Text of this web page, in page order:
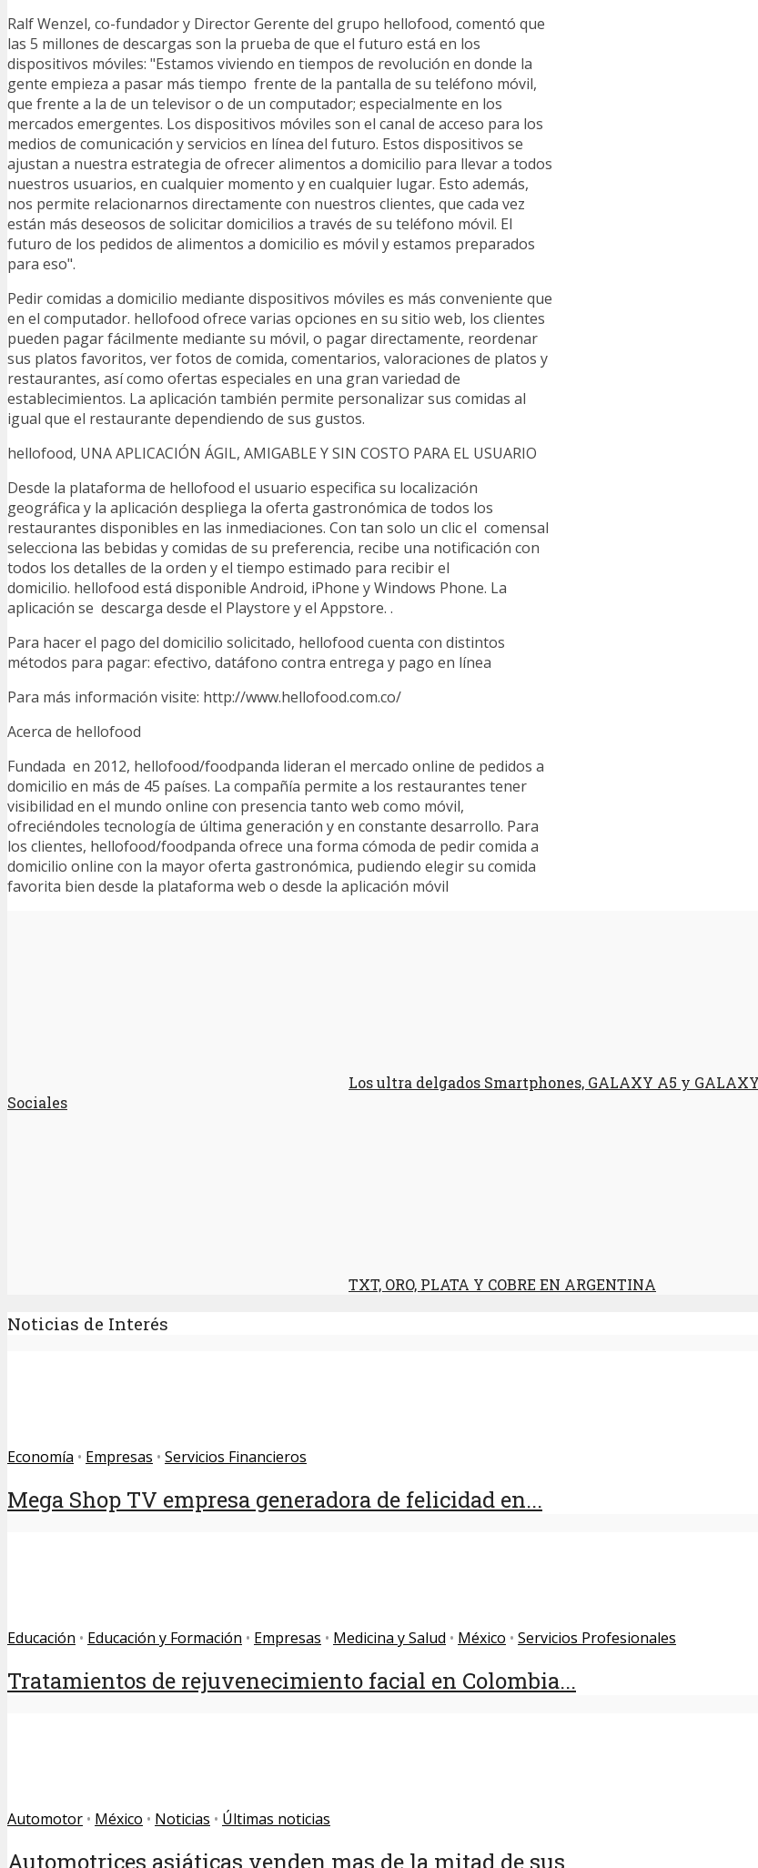
Ralf Wenzel, co-fundador y Director Gerente del grupo hellofood, comentó que
las 5 millones de descargas son la prueba de que el futuro está en los
dispositivos móviles: "Estamos viviendo en tiempos de revolución en donde la
gente empieza a pasar más tiempo frente de la pantalla de su teléfono móvil,
que frente a la de un televisor o de un computador; especialmente en los
mercados emergentes. Los dispositivos móviles son el canal de acceso para los
medios de comunicación y servicios en línea del futuro. Estos dispositivos se
ajustan a nuestra estrategia de ofrecer alimentos a domicilio para llevar a todos
nuestros usuarios, en cualquier momento y en cualquier lugar. Esto además,
nos permite relacionarnos directamente con nuestros clientes, que cada vez
están más deseosos de solicitar domicilios a través de su teléfono móvil. El
futuro de los pedidos de alimentos a domicilio es móvil y estamos preparados
para eso".
Pedir comidas a domicilio mediante dispositivos móviles es más conveniente que
en el computador. hellofood ofrece varias opciones en su sitio web, los clientes
pueden pagar fácilmente mediante su móvil, o pagar directamente, reordenar
sus platos favoritos, ver fotos de comida, comentarios, valoraciones de platos y
restaurantes, así como ofertas especiales en una gran variedad de
establecimientos. La aplicación también permite personalizar sus comidas al
igual que el restaurante dependiendo de sus gustos.
hellofood, UNA APLICACIÓN ÁGIL, AMIGABLE Y SIN COSTO PARA EL USUARIO
Desde la plataforma de hellofood el usuario especifica su localización
geográfica y la aplicación despliega la oferta gastronómica de todos los
restaurantes disponibles en las inmediaciones. Con tan solo un clic el comensal
selecciona las bebidas y comidas de su preferencia, recibe una notificación con
todos los detalles de la orden y el tiempo estimado para recibir el
domicilio. hellofood está disponible Android, iPhone y Windows Phone. La
aplicación se descarga desde el Playstore y el Appstore. .
Para hacer el pago del domicilio solicitado, hellofood cuenta con distintos
métodos para pagar: efectivo, datáfono contra entrega y pago en línea
Para más información visite: http://www.hellofood.com.co/
Acerca de hellofood
Fundada en 2012, hellofood/foodpanda lideran el mercado online de pedidos a
domicilio en más de 45 países. La compañía permite a los restaurantes tener
visibilidad en el mundo online con presencia tanto web como móvil,
ofreciéndoles tecnología de última generación y en constante desarrollo. Para
los clientes, hellofood/foodpanda ofrece una forma cómoda de pedir comida a
domicilio online con la mayor oferta gastronómica, pudiendo elegir su comida
favorita bien desde la plataforma web o desde la aplicación móvil
Los ultra delgados Smartphones, GALAXY A5 y
Sociales
TXT, ORO, PLATA Y COBRE EN ARGENTINA
Noticias de Interés
Economía • Empresas • Servicios Financieros
Mega Shop TV empresa generadora de felicidad en...
Educación • Educación y Formación • Empresas • Medicina y Salud • México • Servicios Profesionales
Tratamientos de rejuvenecimiento facial en Colombia...
Automotor • México • Noticias • Últimas noticias
Automotrices asiáticas venden mas de la mitad de sus...